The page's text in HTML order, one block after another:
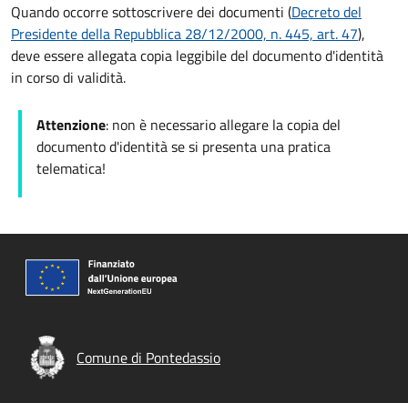
Quando occorre sottoscrivere dei documenti (Decreto del
Presidente della Repubblica 28/12/2000, n. 445, art. 47),
deve essere allegata copia leggibile del documento d'identità
in corso di validità.
Attenzione: non è necessario allegare la copia del
documento d'identità se si presenta una pratica
telematica!
Comune di Pontedassio